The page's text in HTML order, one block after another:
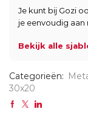
Je kunt bij Gozi
je eenvoudig aan
Bekijk alle
Categorieën:
30x20